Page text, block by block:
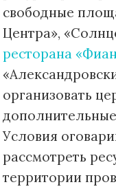
свободные
Центра»,
ресторана
организовать
Условия
рассмотреть
территории